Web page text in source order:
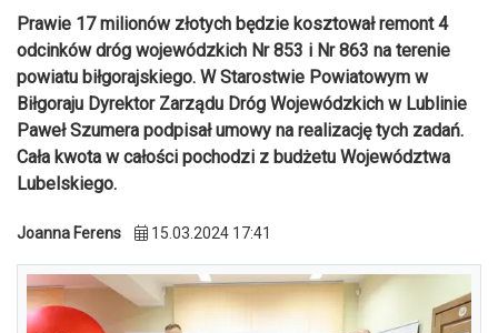
Prawie 17 milionów złotych będzie kosztował remont 4
odcinków dróg wojewódzkich Nr 853 i Nr 863 na terenie
powiatu biłgorajskiego. W Starostwie Powiatowym w
Biłgoraju Dyrektor Zarządu Dróg Wojewódzkich w Lublinie
Paweł Szumera podpisał umowy na realizację tych zadań.
Cała kwota w całości pochodzi z budżetu Województwa
Lubelskiego.
Joanna Ferens 15.03.2024 17:41